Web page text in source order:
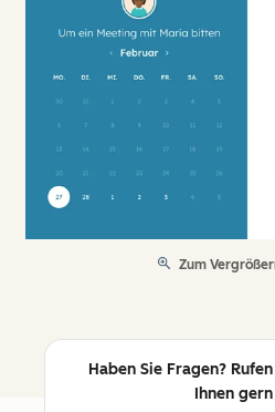
Zum
Haben Sie Fragen?
Ihnen